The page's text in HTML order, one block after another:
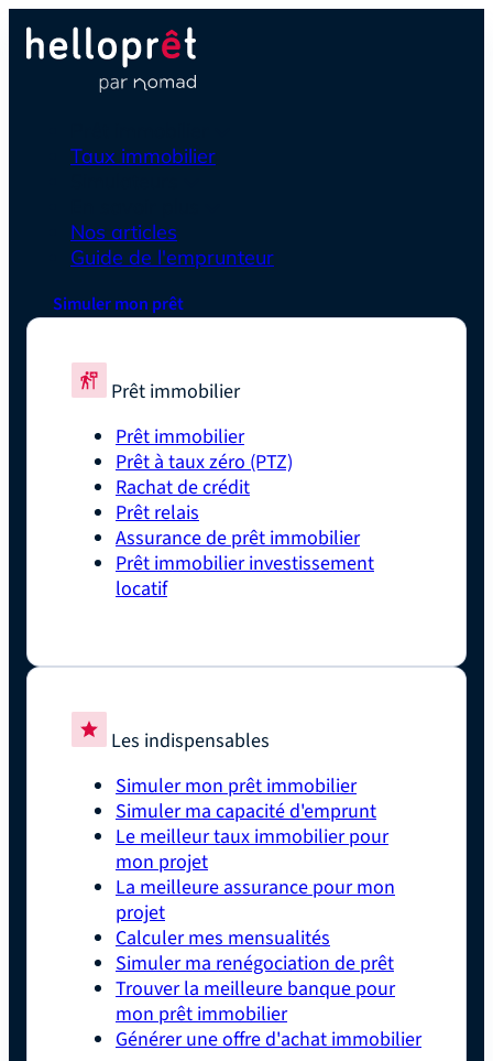
Taux immobilier
Nos articles
Guide de l'emprunteur
Simuler mon prêt
Prêt immobilier
Prêt immobilier
Prêt à taux zéro (PTZ)
Rachat de crédit
Prêt relais
Assurance de prêt immobilier
Prêt immobilier investissement
locatif
Les indispensables
Simuler mon prêt immobilier
Simuler ma capacité d'emprunt
Le meilleur taux immobilier pour
mon projet
La meilleure assurance pour mon
projet
Calculer mes mensualités
Simuler ma renégociation de prêt
Trouver la meilleure banque pour
mon prêt immobilier
Générer une offre d'achat immobilier